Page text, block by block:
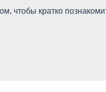
чтобы кратко